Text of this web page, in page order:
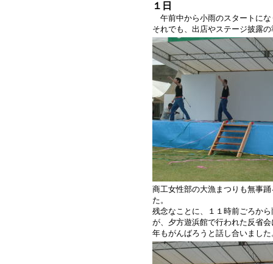
１日
午前中から小雨のスタートにな
それでも、出店やステージ披露
商工女性部の大漁まつりも無事
た。
残念なことに、１１時前ごろか
が、夕方遊浜館で行われた反省
年もがんばろうと話し合いまし